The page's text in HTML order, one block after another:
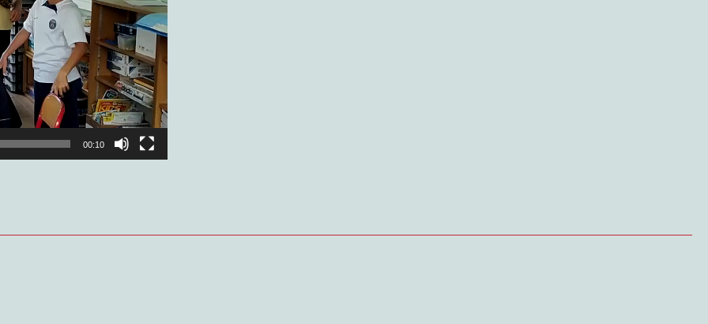
00:10